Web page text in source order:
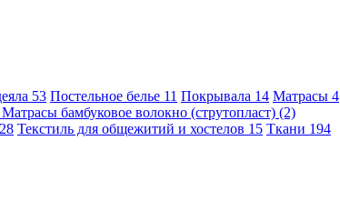
53 Постельное белье 11 Покрывала 14 Матрасы 4
бамбуковое волокно (струтопласт) (2)
28 Текстиль для общежитий и хостелов 15 Ткани 194